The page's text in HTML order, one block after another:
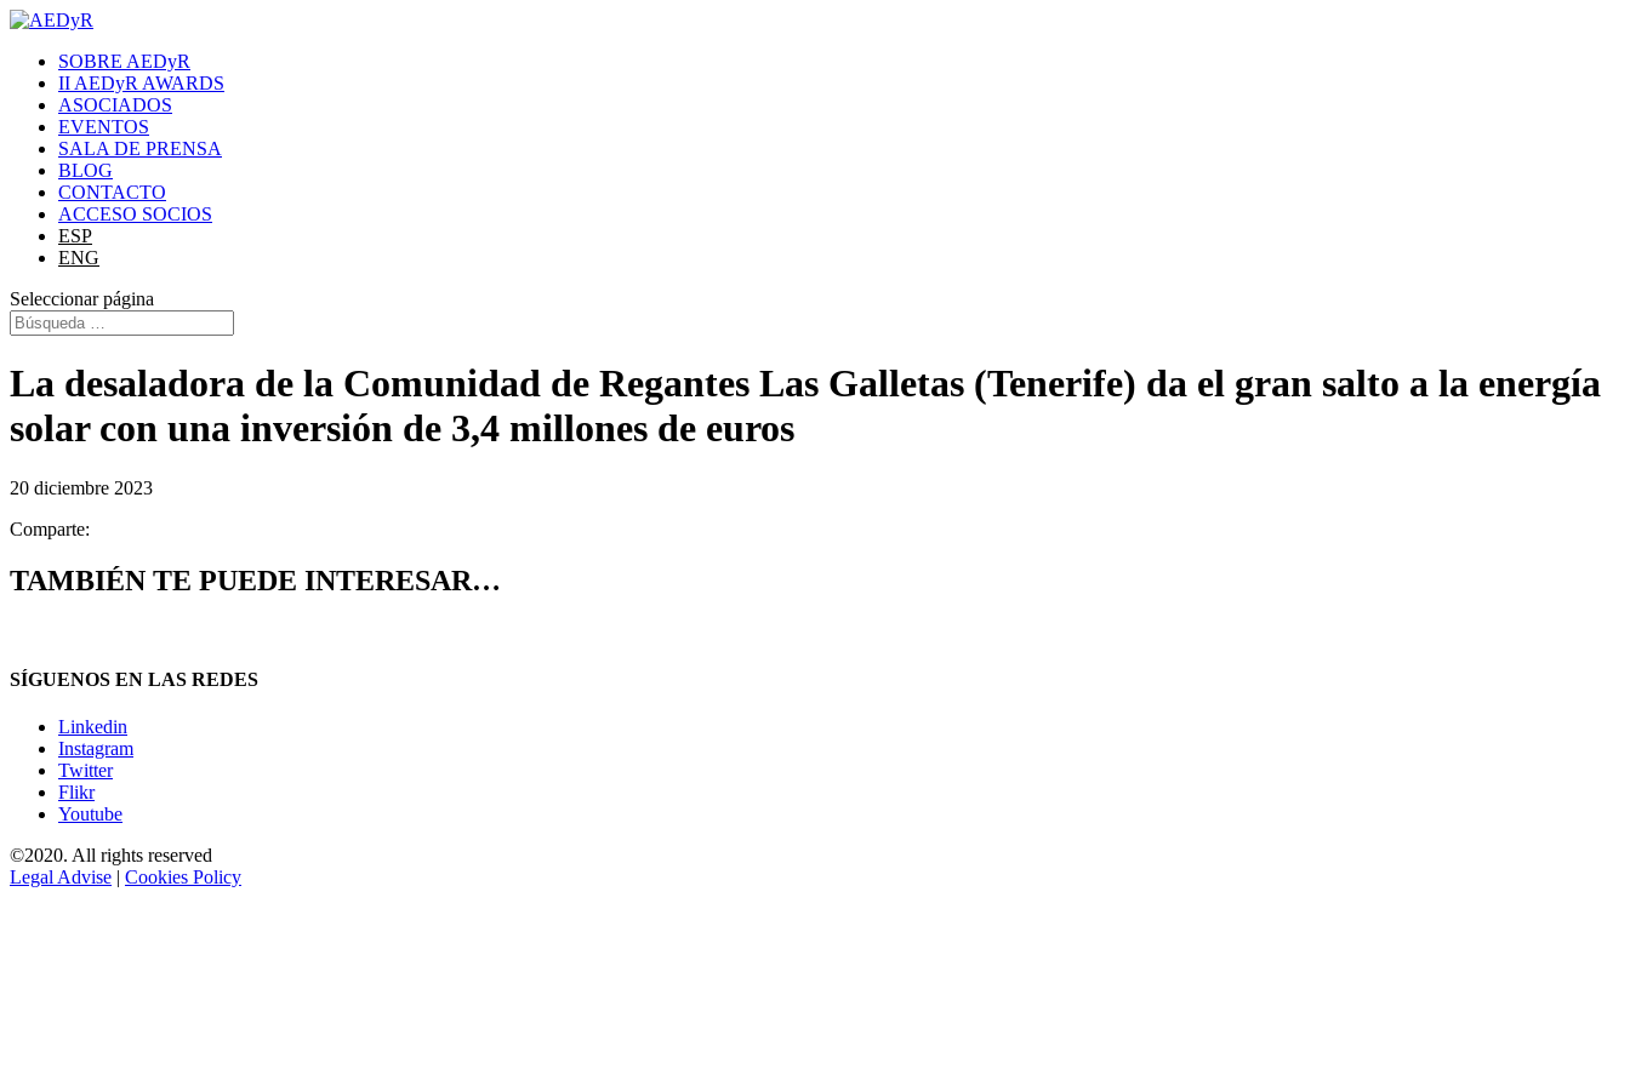
SOBRE AEDyR
II AEDyR AWARDS
ASOCIADOS
EVENTOS
SALA DE PRENSA
BLOG
CONTACTO
ACCESO SOCIOS
ESP
ENG
Seleccionar página
La desaladora de la Comunidad de Regantes Las Galletas (Tenerife) da el gran salto a la energía
solar con una inversión de 3,4 millones de euros
20 diciembre 2023
Comparte:
TAMBIÉN TE PUEDE INTERESAR…
SÍGUENOS EN LAS REDES
Linkedin
Instagram
Twitter
Flikr
Youtube
©2020. All rights reserved
Legal Advise | Cookies Policy